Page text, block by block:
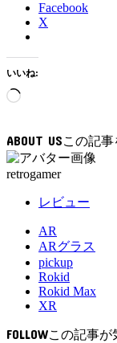
Facebook
X
いいね:
読
み
中…
ABOUT US
retrogamer
レビュー
AR
ARグラス
pickup
Rokid
Rokid Max
XR
FOLLOW